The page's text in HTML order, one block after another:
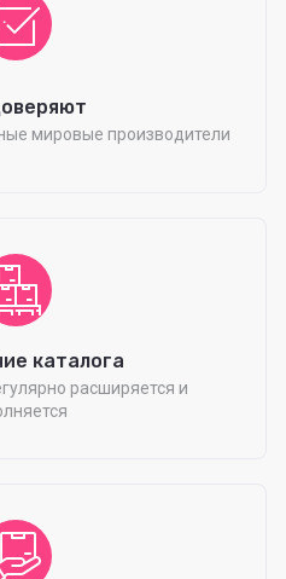
мировые производители
каталога
расширяется и